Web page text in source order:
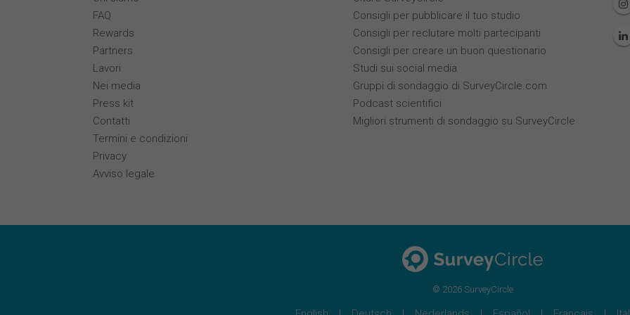
FAQ
Rewards
Partners
Lavori
Nei media
Press kit
Contatti
Termini e condizioni
Privacy
Avviso legale
Consigli per pubblicare il tuo studio
Consigli per reclutare molti partecipanti
Consigli per creare un buon questionario
Studi sui social media
Gruppi di sondaggio di SurveyCircle.com
Podcast scientifici
Migliori strumenti di sondaggio su SurveyCircle
© 2026 SurveyCircle